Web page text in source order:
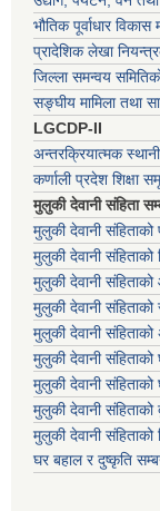
भौतिक पूर्वाधार
प्रादेशिक लेखा
जिल्ला समन्वय
सङ्घीय मामिला तथा
LGCDP-II
अन्तरक्रियात्मक
कर्णाली प्रदेश शिक्षा
मुलुकी देवानी संहिता
मुलुकी देवानी संहिताको
मुलुकी देवानी संहिताको
मुलुकी देवानी संहिताको
मुलुकी देवानी
मुलुकी देवानी
मुलुकी देवानी
मुलुकी देवानी
मुलुकी देवानी संहिताको
मुलुकी देवानी संहिताको
घर बहाल र दुष्कृति